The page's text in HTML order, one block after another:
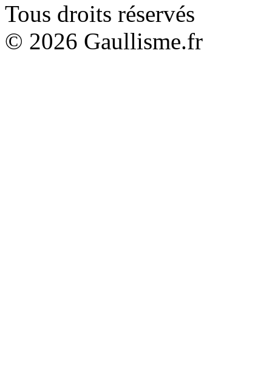
Tous droits réservés
© 2026 Gaullisme.fr